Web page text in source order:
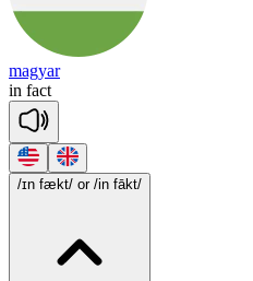
magyar
in fact
/ɪn fækt/ or /in fākt/